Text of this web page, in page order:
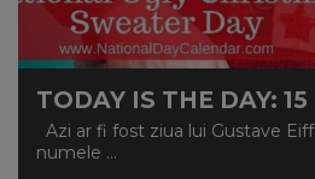
TODAY IS THE DAY:
Azi ar fi fost ziua lui Gustave
numele ...